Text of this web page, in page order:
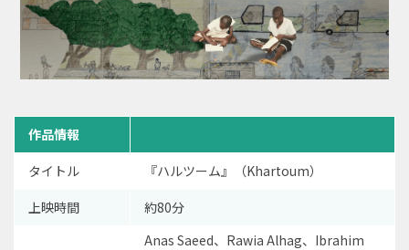
作品情報
タイトル
『ハルツーム』（Khartoum）
上映時間
約80分
Anas Saeed、Rawia Alhag、Ibrahim